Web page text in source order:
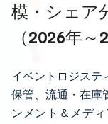
模・シェア
（2026年～
イベントロジステ
保管、流通・在庫
ンメント＆メデ